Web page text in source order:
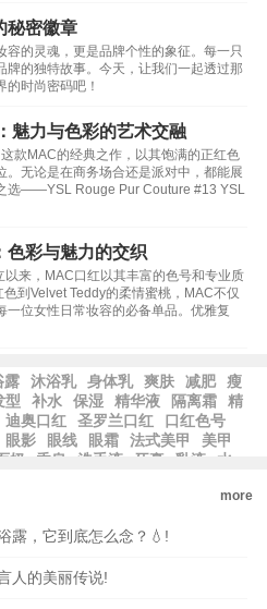
秘密徽章
的灵魂，更是品牌个性的象征。每一只
牌的独特故事。今天，让我们一起透过那
时尚密码吧！
魅力与色彩的艺术交融
款MAC的经典之作，以其饱满的正红色
无论是在商务场合还是派对中，都能展
选——YSL Rouge Pur Couture #13 YSL
色彩与魅力的交织
来，MAC口红以其丰富的色号和专业质
到Velvet Teddy的柔情蜜桃，MAC不仅
位女性日常妆容的必备单品。优雅复
露 沐浴乳 身体乳 爽肤 减肥
瘦
型 补水 保湿 精华液 隔离霜
精
迪奥口红 圣罗兰口红
口红色号
眼影 眼线 眼霜 法式美甲
美甲
奶 香皂 洗手液 牙膏 乳液
水
more
露，它到底怎么念？💧!
人的美丽传说!